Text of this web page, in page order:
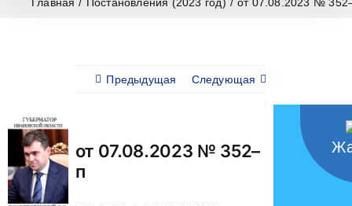
Предыдущая Следующая
от 07.08.2023 № 352–
п